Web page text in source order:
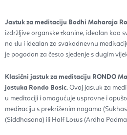
Jastuk za meditaciju Bodhi Maharaja
izdržljive organske tkanine, idealan kao
na tlu i idealan za svakodnevnu
je pogodan za često sjedenje s dugim
Klasični jastuk za meditaciju RONDO
jastuka Rondo Basic. Ovaj jastuk za
u meditaciji i omogućuje uspravne i
meditaciju s prekriženim nogama
(Siddhasana) ili Half Lotus (Ardha